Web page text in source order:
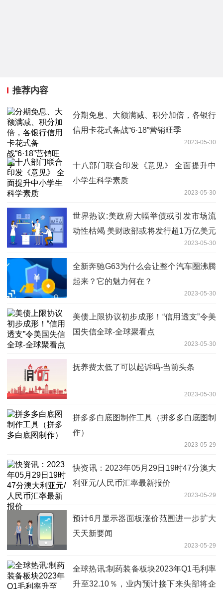
推荐内容
分期免息、大额满减、积分加倍，各银行
信用卡花式备战“6·18”营销旺季
2023-05-30
十八部门联合印发《意见》 全面提升中
小学生科学素质
2023-05-30
世界热议:美政府大幅举债或引发市场流
动性枯竭 美财政部或将发行超1万亿美元
2023-05-30
全新奔驰G63为什么会让整个汽车圈沸腾
起来？它的魅力何在？
2023-05-30
美债上限协议初步成形！“信用透支”令美
国失信全球-全球聚看点
2023-05-30
抚养费太低了可以起诉吗-当前头条
2023-05-30
拼多多白底图制作工具（拼多多白底图制
作）
2023-05-29
快资讯：2023年05月29日19时47分澳大
利亚元/人民币汇率最新报价
2023-05-29
预计6月显示器面板涨价范围进一步扩大
天天新要闻
2023-05-29
全球热讯:制药装备板块2023年Q1毛利率
升至32.10％，业内预计接下来头部将企